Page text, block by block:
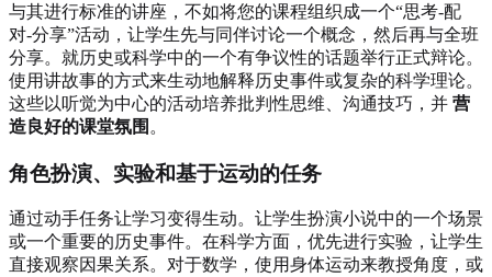
与其进行标准的讲座，不如将您的课程组织成一个“思考-配
对-分享”活动，让学生先与同伴讨论一个概念，然后再与全班
分享。就历史或科学中的一个有争议性的话题举行正式辩论。
使用讲故事的方式来生动地解释历史事件或复杂的科学理论。
这些以听觉为中心的活动培养批判性思维、沟通技巧，并 营
造良好的课堂氛围 。
角色扮演、实验和基于运动的任务
通过动手任务让学习变得生动。让学生扮演小说中的一个场景
或一个重要的历史事件。在科学方面，优先进行实验，让学生
直接观察因果关系。对于数学，使用身体运动来教授角度，或